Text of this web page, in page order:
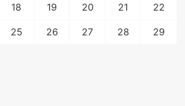
18 19 20 21 22
25 26 27 28 29